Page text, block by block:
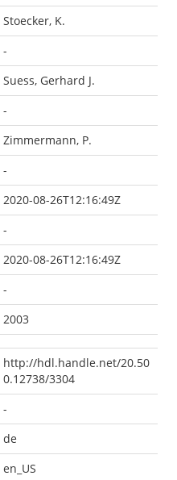
Stoecker, K.
-
Suess, Gerhard J.
-
Zimmermann, P.
-
2020-08-26T12:16:49Z
-
2020-08-26T12:16:49Z
-
2003
http://hdl.handle.net/20.50
0.12738/3304
-
de
en_US